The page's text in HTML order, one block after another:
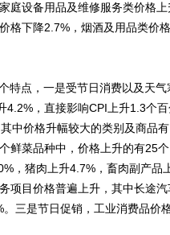
庭设备用品及维修服务类价格
格下降2.7%，烟酒及用品类价
点，一是受节日消费以及天气
，直接影响CPI上升1.3个
中价格升幅较大的类别及商品
鲜菜品种中，价格上升的有25
，猪肉上升4.7%，畜肉副产品
项目价格普遍上升，其中长途
三是节日促销，工业消费品价